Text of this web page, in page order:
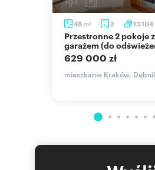
48 m2 2 13 104
Przestronne 2 pokoje z balkonem i
garażem (do
629 000 zł
mieszkanie Kraków,